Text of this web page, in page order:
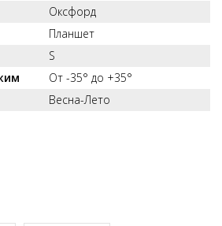
Оксфорд
Планшет
S
От -35° до +35°
Весна-Лето